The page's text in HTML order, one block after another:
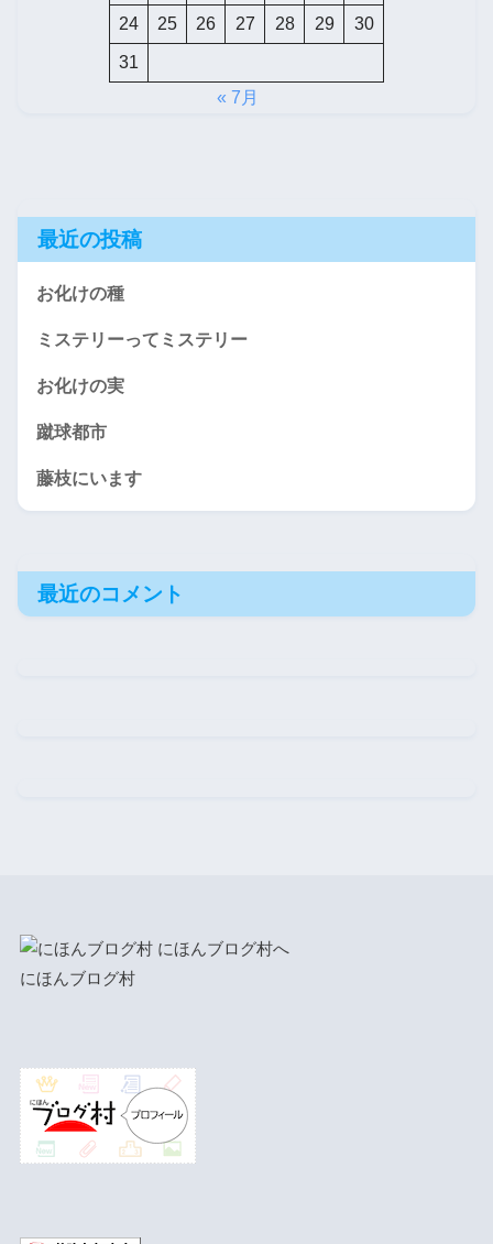
24 25 26 27 28 29 30
31
« 7月
最近の投稿
お化けの種
ミステリーってミステリー
お化けの実
蹴球都市
藤枝にいます
最近のコメント
にほんブログ村